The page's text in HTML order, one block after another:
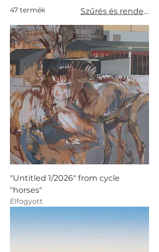
47 termék Szűrés és rendezés
"Untitled 1/2026" from cycle
"horses"
Elfogyott